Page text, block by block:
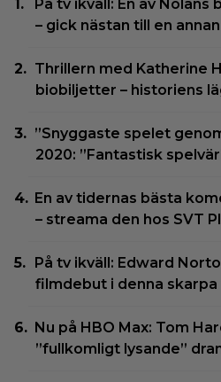
På tv ikväll: En av
– gick nästan till en
Thrillern med Katherine
biobiljetter – historiens
”Snyggaste spelet
2020: ”Fantastisk
En av tidernas bästa
– streama den hos SVT
På tv ikväll: Edward
filmdebut i denna
Nu på HBO Max: Tom
”fullkomligt lysande”